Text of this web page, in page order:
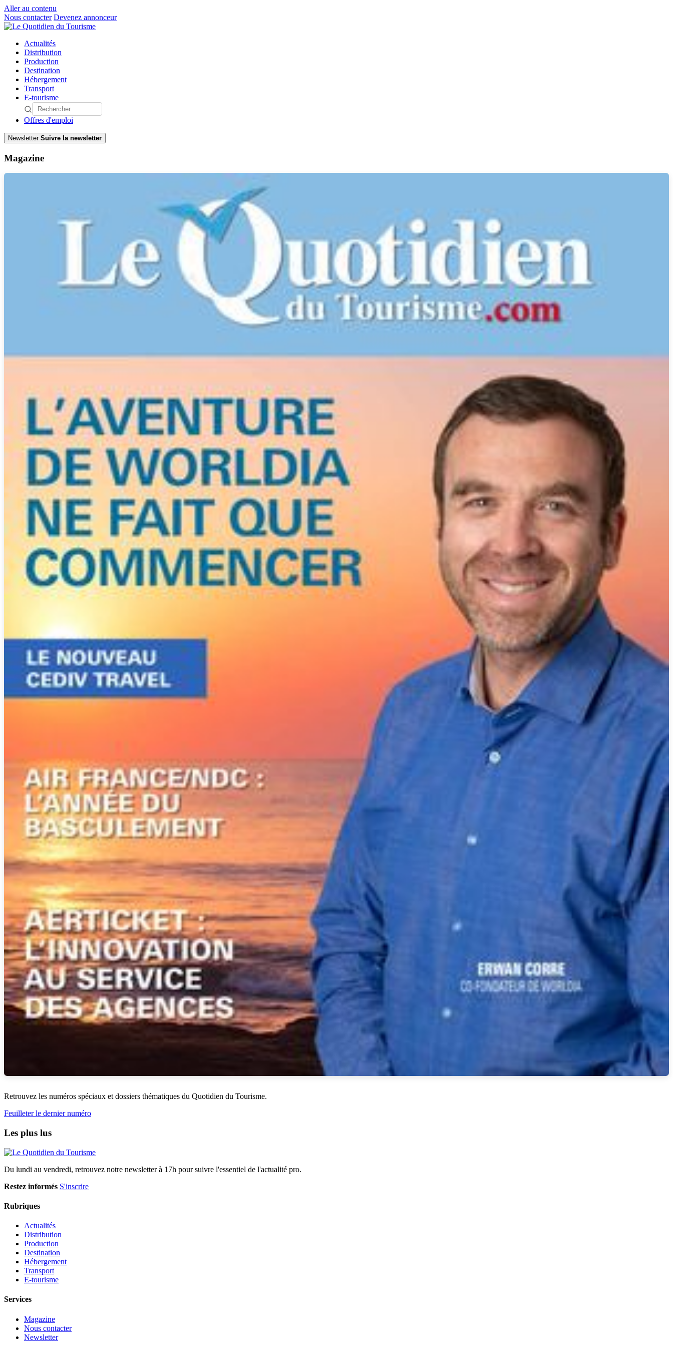
Aller au contenu
Nous contacter Devenez annonceur
Actualités
Distribution
Production
Destination
Hébergement
Transport
E-tourisme
Offres d'emploi
Newsletter Suivre la newsletter
Magazine
Retrouvez les numéros spéciaux et dossiers thématiques du Quotidien du Tourisme.
Feuilleter le dernier numéro
Les plus lus
Du lundi au vendredi, retrouvez notre newsletter à 17h pour suivre l'essentiel de l'actualité pro.
Restez informés S'inscrire
Rubriques
Actualités
Distribution
Production
Destination
Hébergement
Transport
E-tourisme
Services
Magazine
Nous contacter
Newsletter